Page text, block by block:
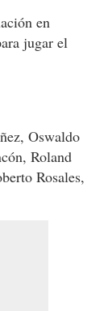
en
jugar el
Oswaldo
Roland
Rosales,